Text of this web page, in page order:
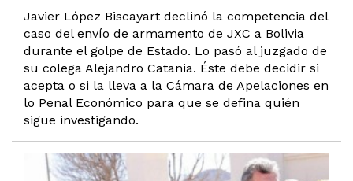
Javier López Biscayart declinó la competencia del
caso del envío de armamento de JXC a Bolivia
durante el golpe de Estado. Lo pasó al juzgado de
su colega Alejandro Catania. Éste debe decidir si
acepta o si la lleva a la Cámara de Apelaciones en
lo Penal Económico para que se defina quién
sigue investigando.